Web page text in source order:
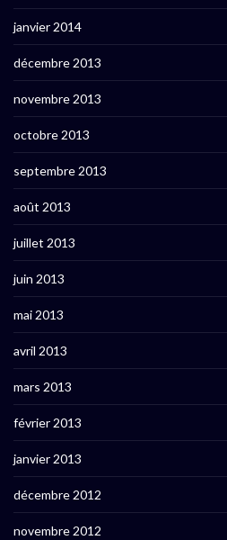
janvier 2014
décembre 2013
novembre 2013
octobre 2013
septembre 2013
août 2013
juillet 2013
juin 2013
mai 2013
avril 2013
mars 2013
février 2013
janvier 2013
décembre 2012
novembre 2012